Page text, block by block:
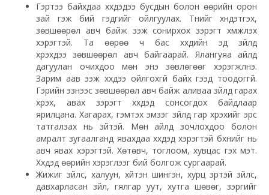
Гэртээ байхдаа хүүхдэдээ бусдын болон өөрийн орон
зай гэж бий гэдгийг ойлгуулах. Түүнийг хүндэтгэх,
зөвшөөрөл авч байж үзэж сонирхох зэрэгт хүмүүжүүлэх
хэрэгтэй. Та өөрөө ч бас хүүхдийн эд зүйлд
хүрэхдээ зөвшөөрөл авч байгаарай. Ялангуяа айлд
дагуулан очихдоо мөн энэ зөвлөгөөг хэрэгжүүлнэ.
Зарим аав ээж хүүхдээ ойлгохгүй байх гээд тоодоггүй.
Гэрийн эзнээс зөвшөөрөл авч байж аливаа зүйлд гарах
хүрэх, авах зэрэгт хүүхдэд сонсогдох байдлаар
ярилцана. Хагарах, гэмтэх эмзэг зүйлд гар хүрэхийг эрс
татгалзах нь зүйтэй. Мөн айлд зочлохдоо болон
амралт зугаалганд явахдаа хүүхдэд хэрэгтэй бүхнийг нь
авч явах хэрэгтэй. Хөтөвч, тоглоом, хувцас гэх мэт.
Хүүхдэд өөрийн хэрэглээг бий болгож сургаарай.
Жижиг зүйлс, халуун, хүйтэн шингэн, хурц үзүүртэй зүйлс,
давхарласан зүйл, гялгар уут, хутга шөвөг, зэргийг